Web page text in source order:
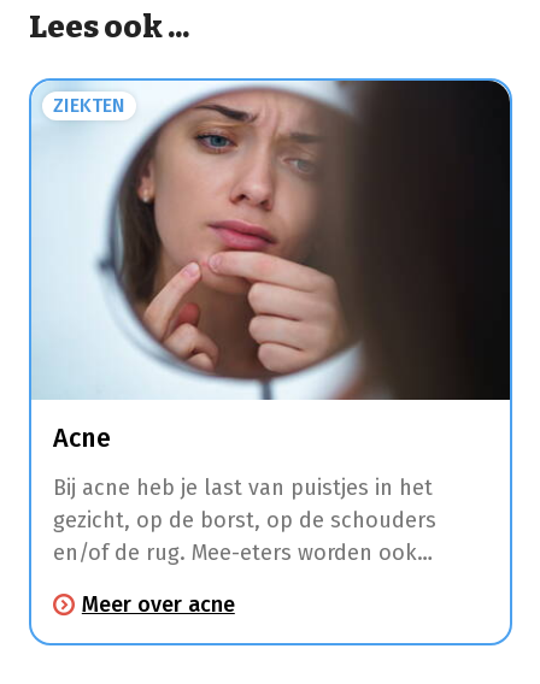
Lees ook ...
ZIEKTEN
Acne
Bij acne heb je last van puistjes in het
gezicht, op de borst, op de schouders
en/of de rug. Mee-eters worden ook
wit bultje door de ophoping van de talg in
de talgklier.
Meer over acne